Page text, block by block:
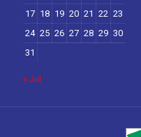
17 18 19 20 21 22 23
24 25 26 27 28 29 30
31
« Jul